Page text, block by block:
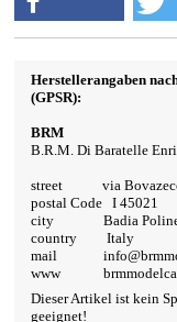
Herstellerangaben
(GPSR):
BRM
B.R.M. Di Baratelle
street via
postal Code I 45021
city Badia
country Italy
mail
www
Dieser Artikel ist kein
geeignet!